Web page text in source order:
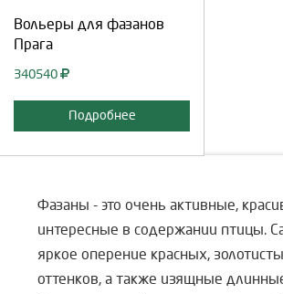
Вольеры для фазанов
Прага
340540
Подробнее
Фазаны - это очень активные,
интересные в содержании птицы.
яркое оперение красных,
оттенков, а также изящные